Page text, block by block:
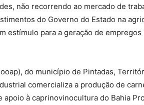
não recorrendo ao mercado de
do Governo do Estado na
estímulo para a geração de empregos
do município de Pintadas,
comercializa a produção de
à caprinovinocultura do Bahia